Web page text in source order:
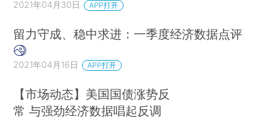
2021年04月30日 APP打开
留力守成、稳中求进：一季度经济数据点评
2021年04月16日 APP打开
【市场动态】美国国债涨势反
常 与强劲经济数据唱起反调